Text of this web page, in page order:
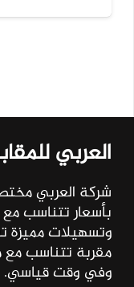
العربي
شركة العربي
بأسعار تتناسب مع
وتسهيلات مميزة
مقربة تتناسب
وفي وقت قياسي.